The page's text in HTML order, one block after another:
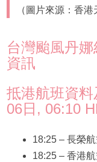
（圖片來源：香港
台灣颱風丹
資訊
抵港航班資料
06日, 06:10
18:25 – 長榮
18:25 – 香港